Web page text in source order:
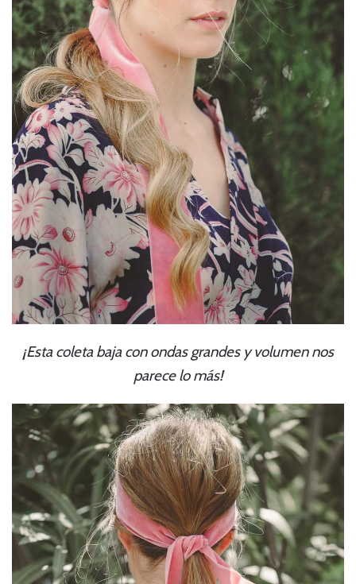
¡Esta coleta baja con ondas grandes y volumen nos
parece lo más!